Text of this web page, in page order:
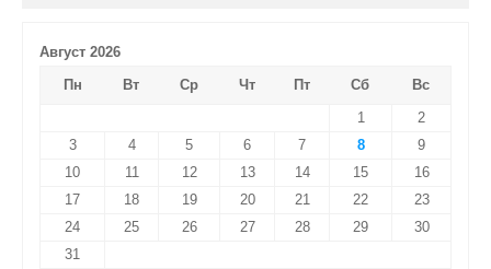
Август 2026
Пн
Вт Ср Чт Пт Сб
Вс
1
2
3
4 5 6 7 8
9
10
11 12 13 14 15
16
17
18 19 20 21 22
23
24
25 26 27 28 29
30
31